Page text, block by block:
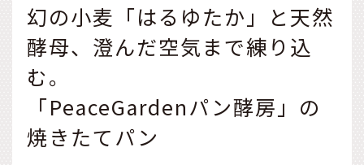
幻の小麦「はるゆたか」と天然
酵母、澄んだ空気まで練り込
む。
「PeaceGardenパン酵房」の
焼きたてパン